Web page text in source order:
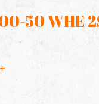
50 WHE